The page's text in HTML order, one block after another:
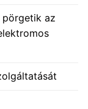
az